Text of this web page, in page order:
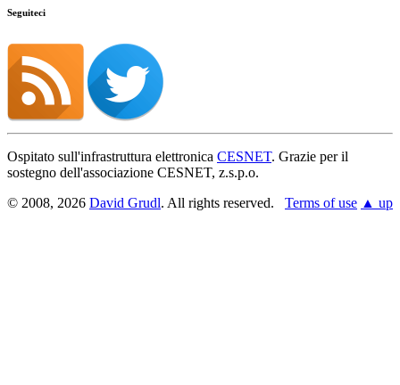
Seguiteci
Ospitato sull'infrastruttura elettronica CESNET. Grazie per il
sostegno dell'associazione CESNET, z.s.p.o.
© 2008, 2026 David Grudl. All rights reserved. Terms of use ▲ up